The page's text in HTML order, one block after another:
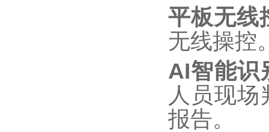
平板无线
无线操控
AI智能识
人员现
报告。